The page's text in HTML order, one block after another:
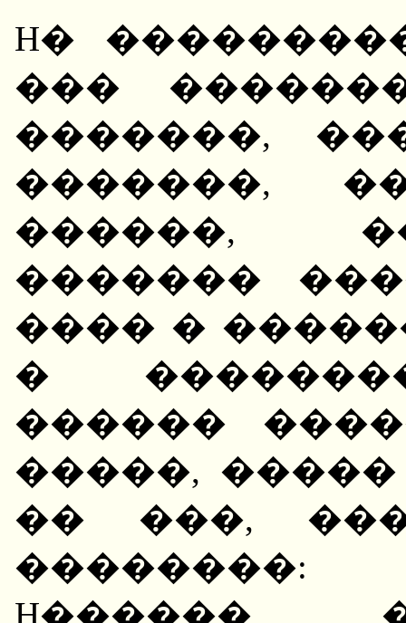
H�
���
�������,
�������,
������,
�������
���� �
�
������
�����,
�� ���,
��������:
H������